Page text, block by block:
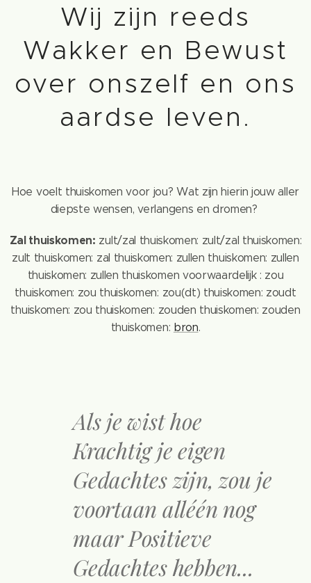
Wij zijn reeds
Wakker en Bewust
over onszelf en ons
aardse leven.
Hoe voelt thuiskomen voor jou? Wat zijn hierin jouw aller
diepste wensen, verlangens en dromen?
Zal thuiskomen: zult/zal thuiskomen: zult/zal thuiskomen:
zult thuiskomen: zal thuiskomen: zullen thuiskomen: zullen
thuiskomen: zullen thuiskomen voorwaardelijk : zou
thuiskomen: zou thuiskomen: zou(dt) thuiskomen: zoudt
thuiskomen: zou thuiskomen: zouden thuiskomen: zouden
thuiskomen: bron.
Als je wist hoe
Krachtig je eigen
Gedachtes zijn, zou je
voortaan alléén nog
maar Positieve
Gedachtes hebben...